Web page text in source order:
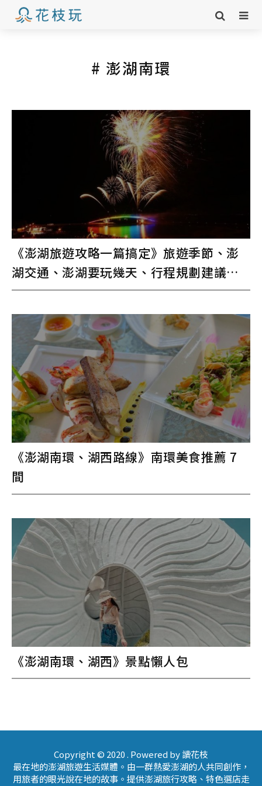
# 澎湖南環
《澎湖旅遊攻略一篇搞定》旅遊季節、澎
湖交通、澎湖要玩幾天、行程規劃建議、
必吃必玩推薦
《澎湖南環、湖西路線》南環美食推薦 7
間
《澎湖南環、湖西》景點懶人包
Copyright © 2020 . Powered by 讀花枝
最在地的澎湖旅遊生活媒體。由一群熱愛澎湖的人共同創作，
用旅者的眼光說在地的故事。提供澎湖旅行攻略、特色選店走